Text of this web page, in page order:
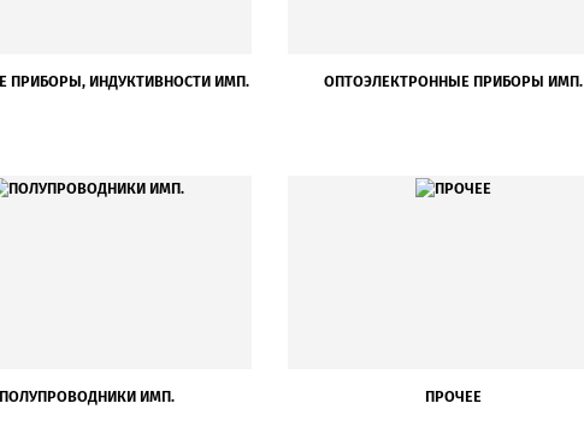
ПРИБОРЫ, ИНДУКТИВНОСТИ ИМП. ОПТОЭЛЕКТРОННЫЕ ПРИБОРЫ ИМП.
ПОЛУПРОВОДНИКИ ИМП. ПРОЧЕЕ